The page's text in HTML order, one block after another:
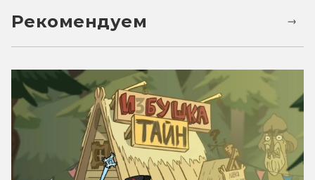
Рекомендуем